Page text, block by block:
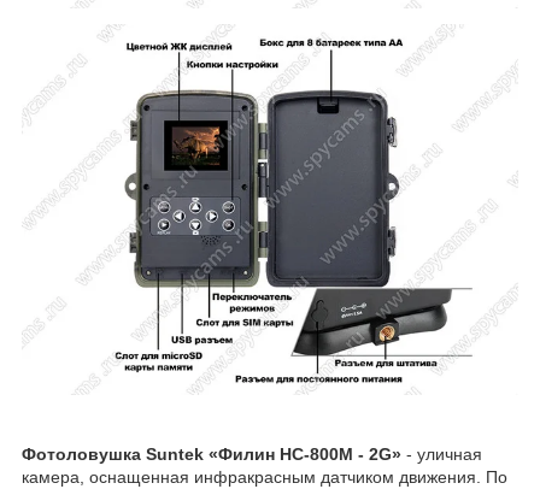
Фотоловушка Suntek «Филин HC-800M - 2G» - уличная
камера, оснащенная инфракрасным датчиком движения. По